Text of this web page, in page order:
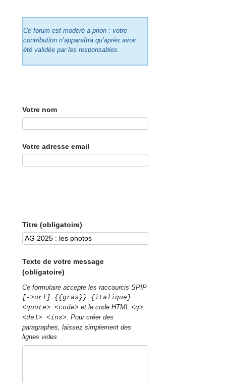
Ce forum est modéré a priori : votre
contribution n’apparaîtra qu’après avoir
été validée par les responsables.
Votre nom
Votre adresse email
Titre (obligatoire)
Texte de votre message
(obligatoire)
Ce formulaire accepte les raccourcis SPIP
[->url] {{gras}} {italique}
<quote> <code> et le code HTML<q>
<del> <ins>. Pour créer des
paragraphes, laissez simplement des
lignes vides.